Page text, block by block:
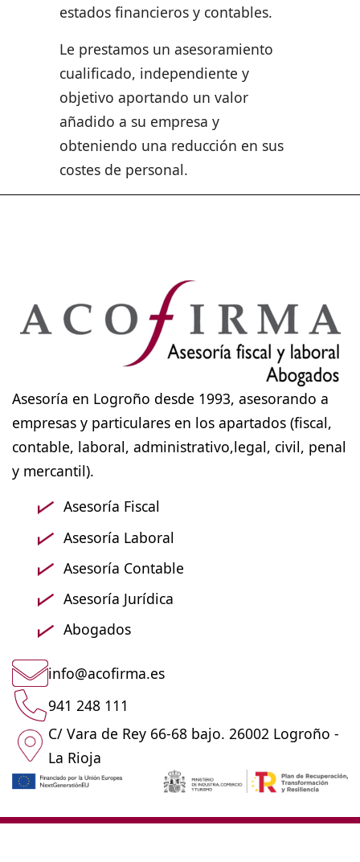
estados financieros y contables.
Le prestamos un asesoramiento
cualificado, independiente y
objetivo aportando un valor
añadido a su empresa y
obteniendo una reducción en sus
costes de personal.
Asesoría en Logroño desde 1993, asesorando a
empresas y particulares en los apartados (fiscal,
contable, laboral, administrativo,legal, civil, penal
y mercantil).
Asesoría Fiscal
Asesoría Laboral
Asesoría Contable
Asesoría Jurídica
Abogados
info@acofirma.es
941 248 111
C/ Vara de Rey 66-68 bajo. 26002 Logroño -
La Rioja